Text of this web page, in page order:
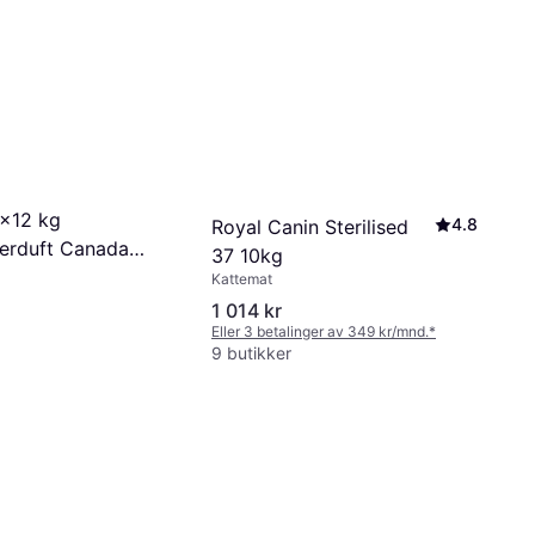
kg
Canada
Royal Canin Sterilised
37 10kg
4.8
Kattemat
1 014 kr
Eller 3 betalinger av 349 kr/mnd.*
9 butikker